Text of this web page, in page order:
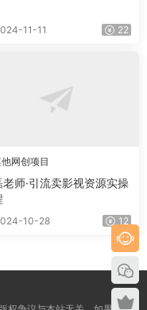
11-11 22
网创项目
老师·引流卖影视资源实操
10-28 12